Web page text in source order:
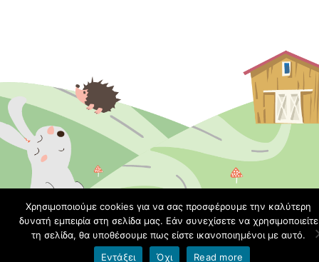
Χρησιμοποιούμε cookies για να σας προσφέρουμε την καλύτερη
δυνατή εμπειρία στη σελίδα μας. Εάν συνεχίσετε να χρησιμοποιείτε
τη σελίδα, θα υποθέσουμε πως είστε ικανοποιημένοι με αυτό.
Εντάξει
Όχι Read more